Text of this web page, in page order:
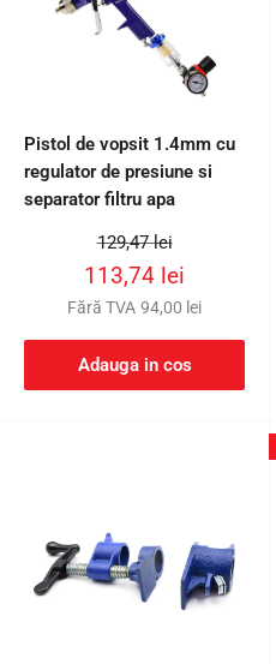
Pistol de vopsit 1.4mm cu
regulator de presiune si
separator filtru apa
Preț
129,47 lei
Preț
redus
113,74 lei
Fără TVA 94,00 lei
Adauga in cos